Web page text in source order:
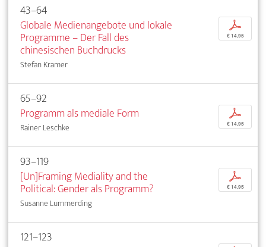
43–64
Globale Medienangebote und lokale
Programme – Der Fall des
chinesischen Buchdrucks
Stefan Kramer
p
€ 14,95
65–92
Programm als mediale Form
Rainer Leschke
p
€ 14,95
93–119
[Un]Framing Mediality and the
Political: Gender als Programm?
Susanne Lummerding
p
€ 14,95
121–123